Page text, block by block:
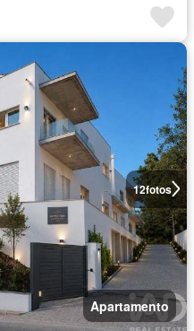
12fotos
Apartamento